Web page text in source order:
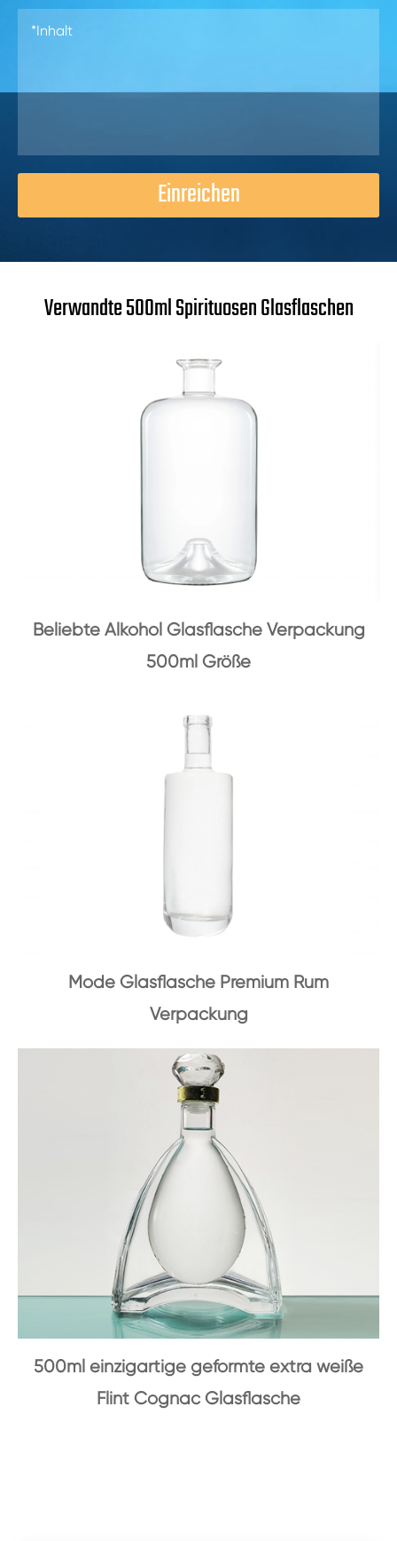
Einreichen
Verwandte 500ml Spirituosen Glasflaschen
Beliebte Alkohol Glasflasche Verpackung
500ml Größe
Mode Glasflasche Premium Rum
Verpackung
500ml einzigartige geformte extra weiße
Flint Cognac Glasflasche